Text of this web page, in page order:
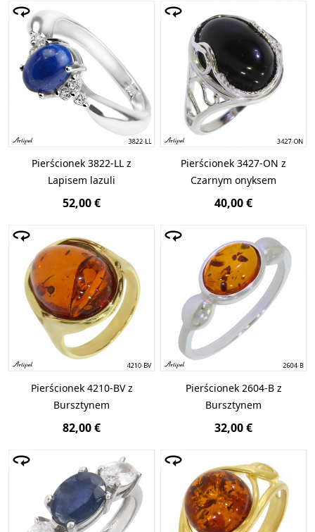
Pierścionek 3822-LL z
Lapisem lazuli
52,00 €
Pierścionek 3427-ON z
Czarnym onyksem
40,00 €
Pierścionek 4210-BV z
Bursztynem
82,00 €
Pierścionek 2604-B z
Bursztynem
32,00 €